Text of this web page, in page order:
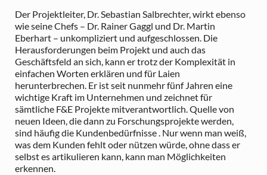
Der Projektleiter, Dr. Sebastian Salbrechter, wirkt ebenso
wie seine Chefs – Dr. Rainer Gaggl und Dr. Martin
Eberhart – unkompliziert und aufgeschlossen. Die
Herausforderungen beim Projekt und auch das
Geschäftsfeld an sich, kann er trotz der Komplexität in
einfachen Worten erklären und für Laien
herunterbrechen. Er ist seit nunmehr fünf Jahren eine
wichtige Kraft im Unternehmen und zeichnet für
sämtliche F&E Projekte mitverantwortlich. Quelle von
neuen Ideen, die dann zu Forschungsprojekte werden,
sind häufig die Kundenbedürfnisse . Nur wenn man weiß,
was dem Kunden fehlt oder nützen würde, ohne dass er
selbst es artikulieren kann, kann man Möglichkeiten
erkennen.